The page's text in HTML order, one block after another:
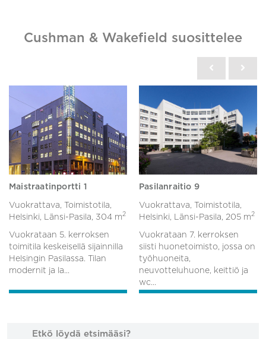
Cushman & Wakefield suosittelee
Maistraatinportti 1
Vuokrattava, Toimistotila,
Helsinki, Länsi-Pasila, 304 m2
Vuokrataan 5. kerroksen
toimitila keskeisellä sijainnilla
Helsingin Pasilassa. Tilan
modernit ja la...
Pasilanraitio 9
Vuokrattava, Toimistotila,
Helsinki, Länsi-Pasila, 205 m2
Vuokrataan 7. kerroksen
siisti huonetoimisto, jossa on
työhuoneita,
neuvotteluhuone, keittiö ja
wc...
Etkö löydä etsimääsi?